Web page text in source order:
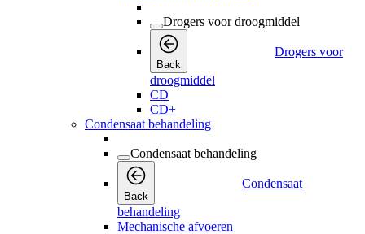
Drogers voor droogmiddel
Back
Drogers voor
droogmiddel
CD
CD+
Condensaat behandeling
Condensaat behandeling
Back
Condensaat
behandeling
Mechanische afvoeren